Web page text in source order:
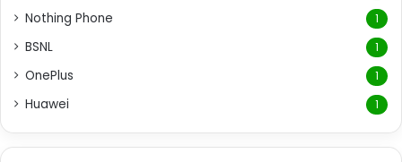
Nothing Phone 1
BSNL 1
OnePlus 1
Huawei 1